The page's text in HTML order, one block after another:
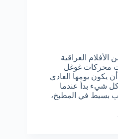
الأفلام العراقية
محركات غوغل
يكون يومها العادي
شيء بدأ عندما
بسيط في المطبخ،